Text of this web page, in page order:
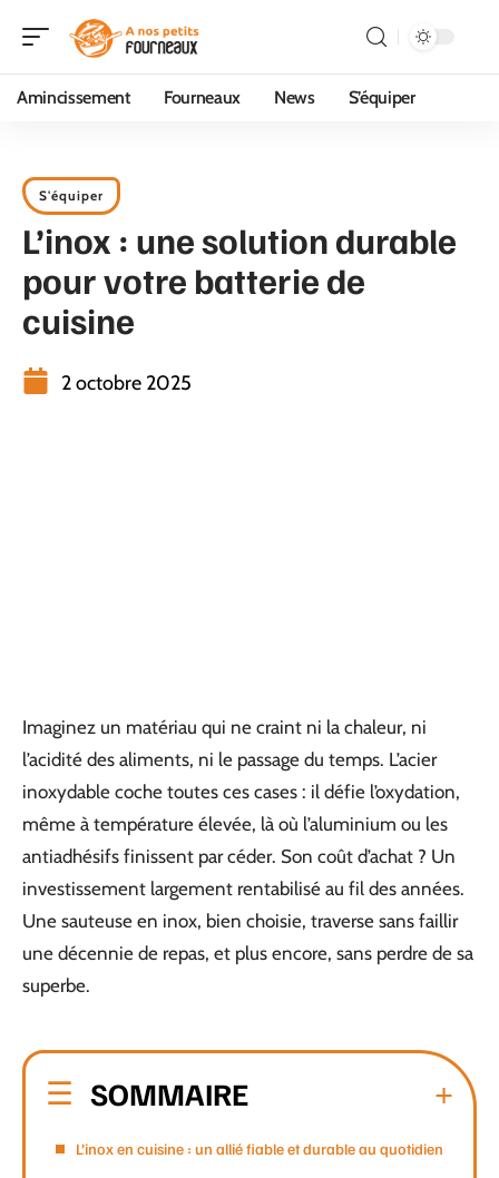
Amincissement Fourneaux News S’équiper
S'équiper
L’inox : une solution durable
pour votre batterie de
cuisine
2 octobre 2025
Imaginez un matériau qui ne craint ni la chaleur, ni
l’acidité des aliments, ni le passage du temps. L’acier
inoxydable coche toutes ces cases : il défie l’oxydation,
même à température élevée, là où l’aluminium ou les
antiadhésifs finissent par céder. Son coût d’achat ? Un
investissement largement rentabilisé au fil des années.
Une sauteuse en inox, bien choisie, traverse sans faillir
une décennie de repas, et plus encore, sans perdre de sa
superbe.
SOMMAIRE
L’inox en cuisine : un allié fiable et durable au quotidien